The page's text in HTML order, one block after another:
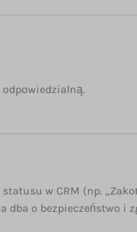
w CRM (np.
o bezpieczeństwo i